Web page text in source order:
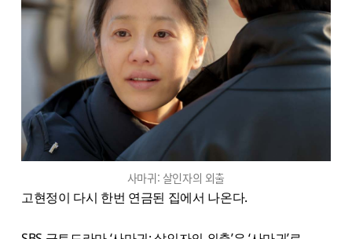
사마귀: 살인자의 외출
고현정이 다시 한번 연금된 집에서 나온다.